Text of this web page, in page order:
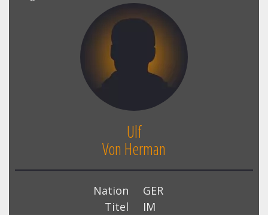
Ulf
Von Herman
Nation
GER
Titel
IM